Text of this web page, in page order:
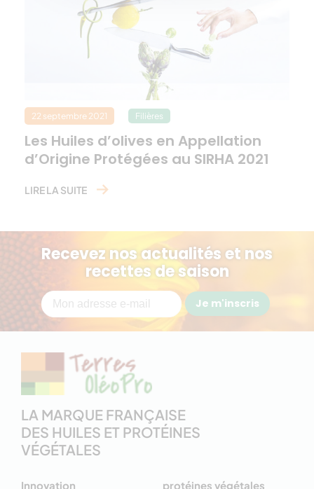
22 septembre 2021 Filières
Les Huiles d’olives en Appellation
d’Origine Protégées au SIRHA 2021
LIRE LA SUITE
Recevez nos actualités et nos
recettes de saison
Je m'inscris
LA MARQUE FRANÇAISE
DES HUILES ET PROTÉINES
VÉGÉTALES
Innovation protéines végétales